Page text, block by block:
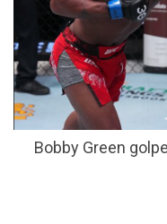
Bobby Green